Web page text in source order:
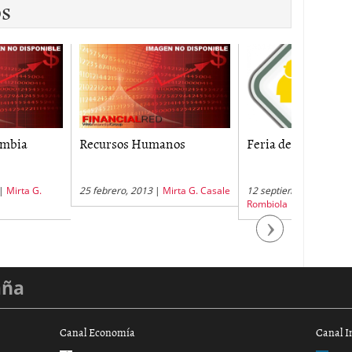
Humanos
2013| Mirta G. Casale
Feria de Empleo
12 septiembre, 2011|
Nicolas
Rombiola
Next
Canal Economía Canal